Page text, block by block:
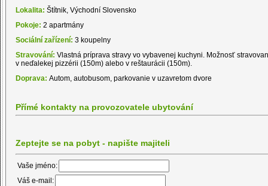
Lokalita: Štítnik, Východní Slovensko
Pokoje: 2 apartmány
Sociální zařízení: 3 koupelny
Stravování: Vlastná príprava stravy vo vybavenej kuchyni. Možnosť
v neďalekej pizzérii (150m) alebo v reštaurácii (150m).
Doprava: Autom, autobusom, parkovanie v uzavretom dvore
Přímé kontakty na provozovatele ubytování
Zeptejte se na pobyt - napište majiteli
Vaše jméno:
Váš e-mail: